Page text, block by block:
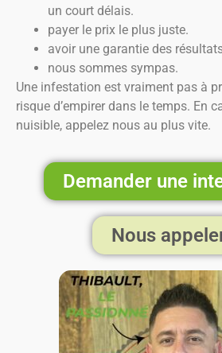
un court délais.
payer le prix le plus juste.
avoir une garantie des
nous sommes sympas.
Une infestation est vraiment pas à
risque d’empirer dans le temps. En
nuisible, appelez nous au plus vite.
Demander une
Nous